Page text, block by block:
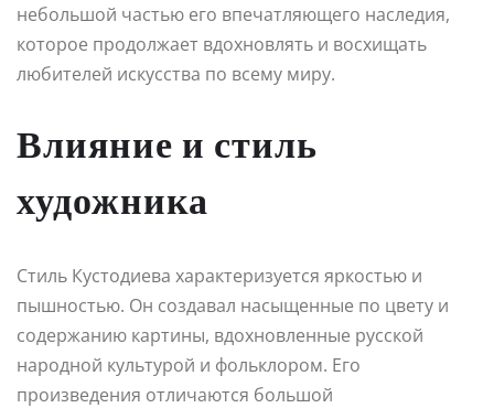
небольшой частью его впечатляющего наследия,
которое продолжает вдохновлять и восхищать
любителей искусства по всему миру.
Влияние и стиль
художника
Стиль Кустодиева характеризуется яркостью и
пышностью. Он создавал насыщенные по цвету и
содержанию картины, вдохновленные русской
народной культурой и фольклором. Его
произведения отличаются большой